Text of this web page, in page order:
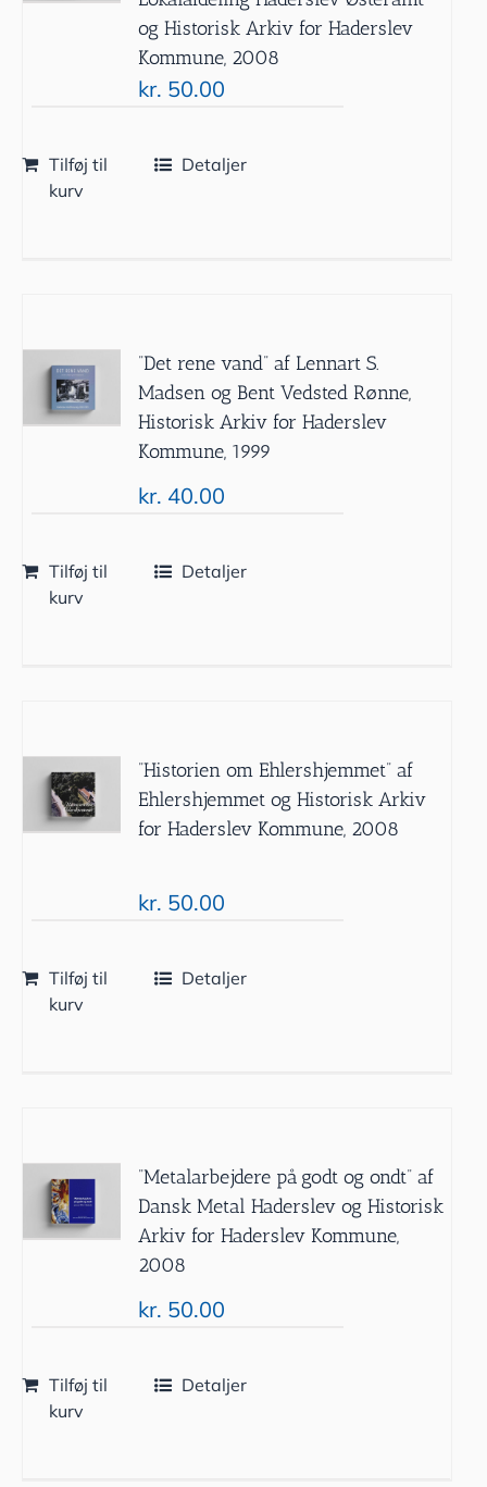
og Historisk Arkiv for Haderslev
Kommune, 2008
kr. 50.00
Tilføj til
kurv
Detaljer
”Det rene vand” af Lennart S.
Madsen og Bent Vedsted Rønne,
Historisk Arkiv for Haderslev
Kommune, 1999
kr. 40.00
Tilføj til
kurv
Detaljer
”Historien om Ehlershjemmet” af
Ehlershjemmet og Historisk Arkiv
for Haderslev Kommune, 2008
kr. 50.00
Tilføj til
kurv
Detaljer
”Metalarbejdere på godt og ondt” af
Dansk Metal Haderslev og Historisk
Arkiv for Haderslev Kommune,
2008
kr. 50.00
Tilføj til
kurv
Detaljer